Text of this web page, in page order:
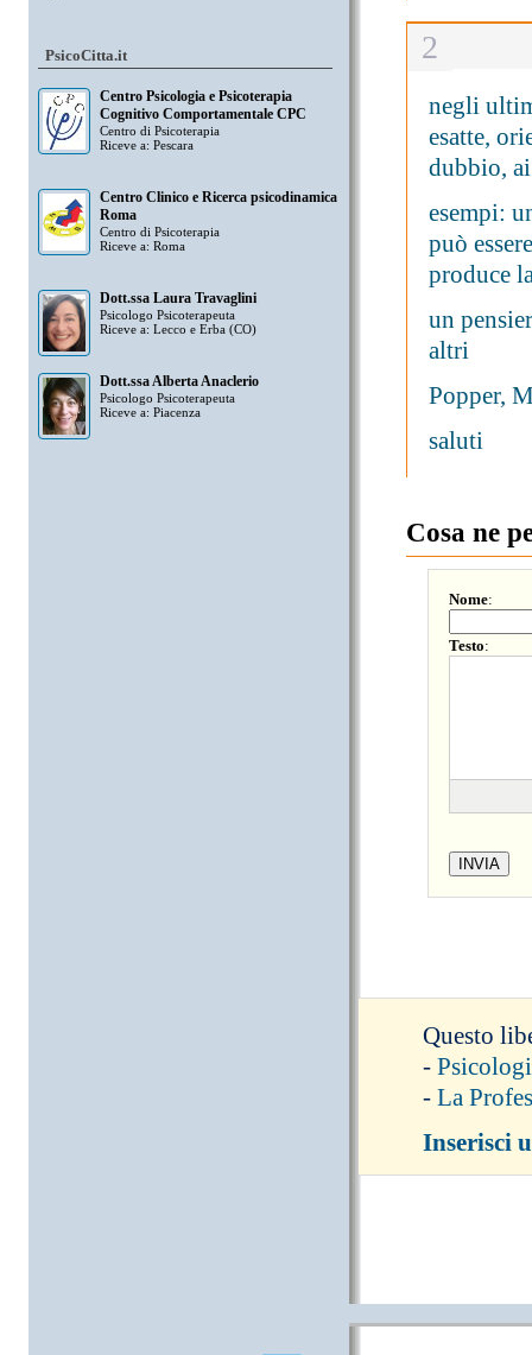
PsicoCitta.it
Centro Psicologia e Psicoterapia
Cognitivo Comportamentale CPC
Centro di Psicoterapia
Riceve a: Pescara
Centro Clinico e Ricerca psicodinamica
Roma
Centro di Psicoterapia
Riceve a: Roma
Dott.ssa Laura Travaglini
Psicologo Psicoterapeuta
Riceve a: Lecco e Erba (CO)
Dott.ssa Alberta Anaclerio
Psicologo Psicoterapeuta
Riceve a: Piacenza
2
negli
esatte,
dubbio,
esempi:
può
produce
un
altri
Popper,
saluti
Cosa ne
Nome:
Testo:
Questo
-
- La
Inserisci